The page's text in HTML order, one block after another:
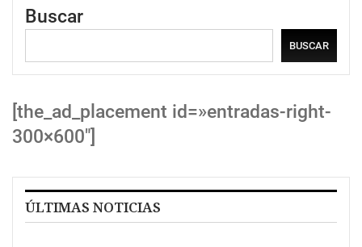
Buscar
BUSCAR
[the_ad_placement id=»entradas-right-
300×600″]
ÚLTIMAS NOTICIAS